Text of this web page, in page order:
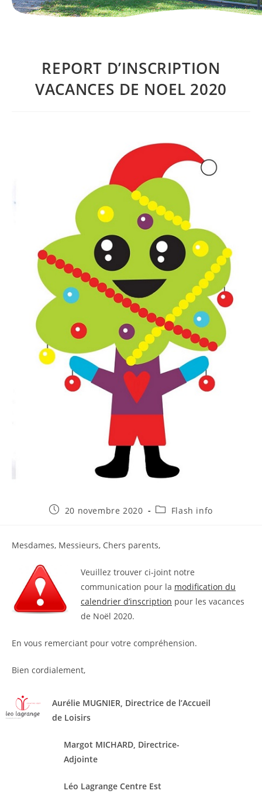
REPORT D’INSCRIPTION
VACANCES DE NOEL 2020
Publication
20 novembre 2020
PostFlash info
Mesdames, Messieurs, Chers parents,
Veuillez trouver ci-joint notre
communication pour la modification du
calendrier d’inscription pour les vacances
de Noël 2020.
En vous remerciant pour votre compréhension.
Bien cordialement,
Aurélie MUGNIER, Directrice de l’Accueil
de Loisirs
Margot MICHARD, Directrice-
Adjointe
Léo Lagrange Centre Est